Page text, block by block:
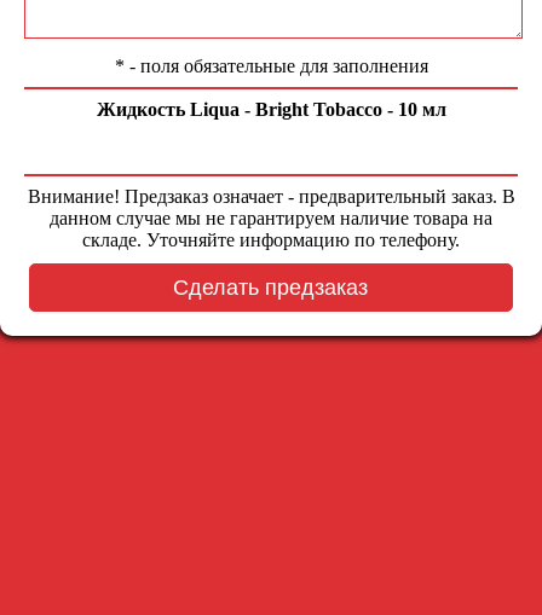
* - поля обязательные для заполнения
Жидкость Liqua - Bright Tobacco - 10 мл
Внимание! Предзаказ означает - предварительный заказ. В
данном случае мы не гарантируем наличие товара на
складе. Уточняйте информацию по телефону.